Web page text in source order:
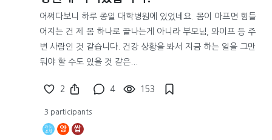
어쩌다보니 하루 종일 대학병원에 있었네요. 몸이 아프면 힘들
어지는 건 제 몸 하나로 끝나는게 아니라 부모님, 와이프 등 주
변 사람인 것 같습니다. 건강 상황을 봐서 지금 하는 일을 그만
둬야 할 수도 있을 것 같은...
2 4 153
3 participants
앙 쌉